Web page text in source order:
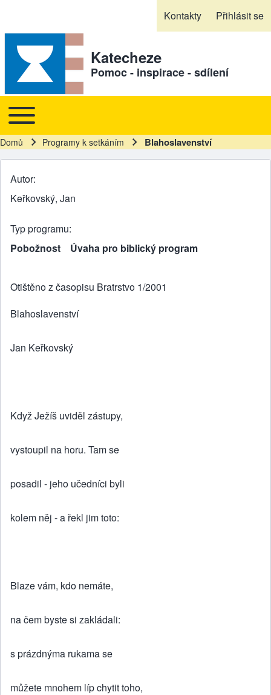
Kontakty Přihlásit se
Katecheze
Pomoc - inspirace - sdílení
Hlavní navigace
Toggle main menu
Drobečková navigace
Domů Programy k setkáním Blahoslavenství
Autor
Keřkovský, Jan
Typ programu
Pobožnost
Úvaha pro biblický program
Otištěno z časopisu Bratrstvo 1/2001
Blahoslavenství
Jan Keřkovský
Když Ježíš uviděl zástupy,
vystoupil na horu. Tam se
posadil - jeho učedníci byli
kolem něj - a řekl jim toto:
Blaze vám, kdo nemáte,
na čem byste si zakládali:
s prázdnýma rukama se
můžete mnohem líp chytit toho,